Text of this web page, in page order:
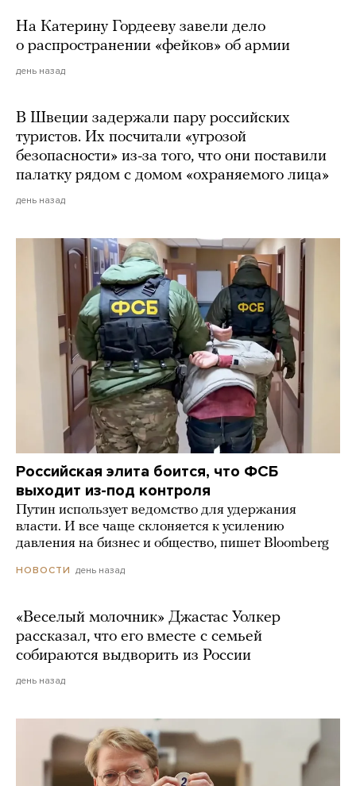
На Катерину Гордееву завели дело
о распространении «фейков» об армии
день назад
В Швеции задержали пару российских
туристов. Их посчитали «угрозой
безопасности» из-за того, что они поставили
палатку рядом с домом «охраняемого лица»
день назад
Российская элита боится, что ФСБ
выходит из-под контроля
Путин использует ведомство для удержания
власти. И все чаще склоняется к усилению
давления на бизнес и общество, пишет Bloomberg
НОВОСТИ день назад
«Веселый молочник» Джастас Уолкер
рассказал, что его вместе с семьей
собираются выдворить из России
день назад